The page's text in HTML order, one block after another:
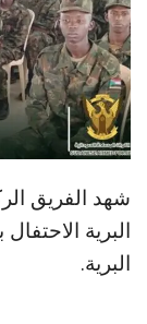
شهد الفريق
البرية
البرية.